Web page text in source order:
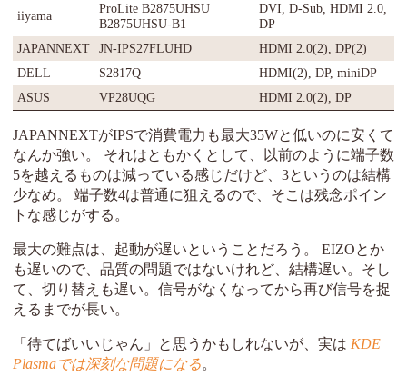
iiyama
ProLite B2875UHSU
B2875UHSU-B1
DVI, D-Sub, HDMI 2.0,
DP
JAPANNEXT
JN-IPS27FLUHD
HDMI 2.0(2), DP(2)
DELL
S2817Q
HDMI(2), DP, miniDP
ASUS
VP28UQG HDMI 2.0(2), DP
JAPANNEXTがIPSで消費電力も最大35Wと低いのに安くて
なんか強い。 それはともかくとして、以前のように端子数
5を越えるものは減っている感じだけど、3というのは結構
少なめ。 端子数4は普通に狙えるので、そこは残念ポイン
トな感じがする。
最大の難点は、起動が遅いということだろう。 EIZOとか
も遅いので、品質の問題ではないけれど、結構遅い。そし
て、切り替えも遅い。信号がなくなってから再び信号を捉
えるまでが長い。
「待てばいいじゃん」と思うかもしれないが、実は KDE
Plasmaでは深刻な問題になる。